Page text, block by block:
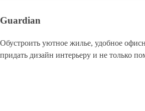
Guardian
Обустроить уютное жилье, удобное
придать дизайн интерьеру и не только